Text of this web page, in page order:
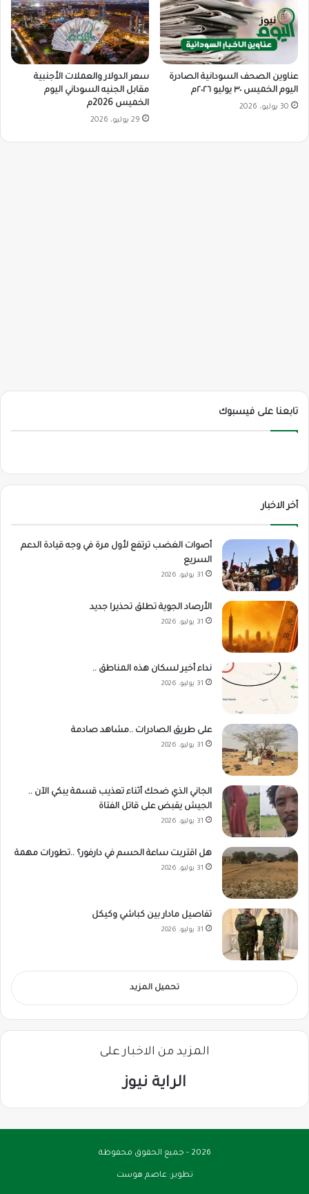
عناوين الصحف السودانية الصادرة
اليوم الخميس ٣٠ يوليو ٢٠٢٦م
30 يوليو، 2026
سعر الدولار والعملات الأجنبية
مقابل الجنيه السوداني اليوم
الخميس 2026م
29 يوليو، 2026
تابعنا على فيسبوك
أخر الاخبار
أصوات الغضب ترتفع لأول مرة في وجه قيادة الدعم
السريع
31 يوليو، 2026
الأرصاد الجوية تطلق تحذيرا جديد
31 يوليو، 2026
نداء أخير لسكان هذه المناطق ..
31 يوليو، 2026
على طريق الصادرات ..مشاهد صادمة
31 يوليو، 2026
الجاني الذي ضحك أثناء تعذيب قسمة يبكي الآن ..
الجيش يقبض على قاتل الفتاة
31 يوليو، 2026
هل اقتربت ساعة الحسم في دارفور؟ ..تطورات مهمة
31 يوليو، 2026
تفاصيل مادار بين كباشي وكيكل
31 يوليو، 2026
تحميل المزيد
المزيد من الاخبار على
الراية نيوز
2026 - جميع الحقوق محفوظة
تطوير:عاصم هوست